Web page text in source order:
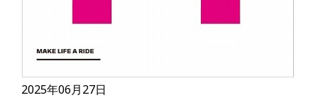
2025年06月27日